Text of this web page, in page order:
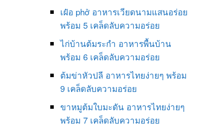
เฝ๋อ phở อาหารเวียดนามแสนอร่อย
พร้อม 5 เคล็ดลับความอร่อย
ไก่บ้านต้มระกำ อาหารพื้นบ้าน
พร้อม 6 เคล็ดลับความอร่อย
ต้มข่าหัวปลี อาหารไทยง่ายๆ พร้อม
9 เคล็ดลับความอร่อย
ขาหมูต้มใบมะดัน อาหารไทยง่ายๆ
พร้อม 7 เคล็ดลับความอร่อย